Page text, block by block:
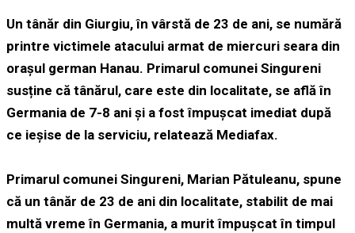
Un tânăr din Giurgiu, în vârstă de 23 de ani, se numără
printre victimele atacului armat de miercuri seara din
orașul german Hanau. Primarul comunei Singureni
susține că tânărul, care este din localitate, se află în
Germania de 7-8 ani și a fost împușcat imediat după
ce ieșise de la serviciu, relatează Mediafax.
Primarul comunei Singureni, Marian Pătuleanu, spune
că un tânăr de 23 de ani din localitate, stabilit de mai
multă vreme în Germania, a murit împușcat în timpul